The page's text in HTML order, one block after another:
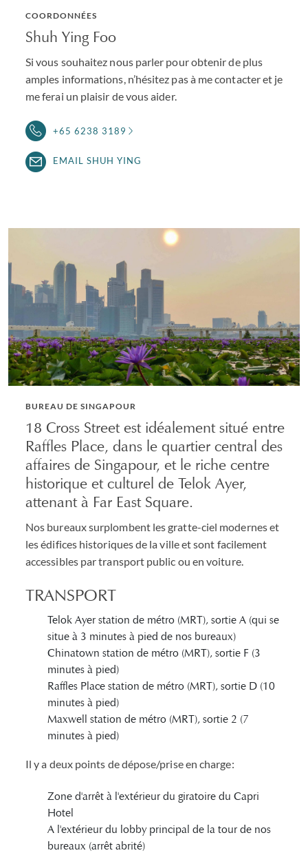
COORDONNÉES
Shuh Ying Foo
Si vous souhaitez nous parler pour obtenir de plus
amples informations, n’hésitez pas à me contacter et je
me ferai un plaisir de vous aider.
+65 6238 3189
EMAIL SHUH YING
BUREAU DE SINGAPOUR
18 Cross Street est idéalement situé entre
Raffles Place, dans le quartier central des
affaires de Singapour, et le riche centre
historique et culturel de Telok Ayer,
attenant à Far East Square.
Nos bureaux surplombent les gratte-ciel modernes et
les édifices historiques de la ville et sont facilement
accessibles par transport public ou en voiture.
TRANSPORT
Telok Ayer station de métro (MRT), sortie A (qui se
situe à 3 minutes à pied de nos bureaux)
Chinatown station de métro (MRT), sortie F (3
minutes à pied)
Raffles Place station de métro (MRT), sortie D (10
minutes à pied)
Maxwell station de métro (MRT), sortie 2 (7
minutes à pied)
Il y a deux points de dépose/prise en charge:
Zone d'arrêt à l'extérieur du giratoire du Capri
Hotel
A l'extérieur du lobby principal de la tour de nos
bureaux (arrêt abrité)